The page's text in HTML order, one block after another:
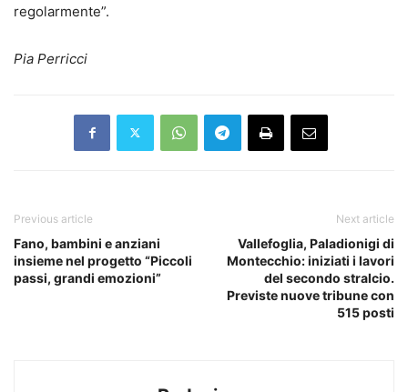
regolarmente”.
Pia Perricci
Previous article
Fano, bambini e anziani
insieme nel progetto “Piccoli
passi, grandi emozioni”
Next article
Vallefoglia, Paladionigi di
Montecchio: iniziati i lavori
del secondo stralcio.
Previste nuove tribune con
515 posti